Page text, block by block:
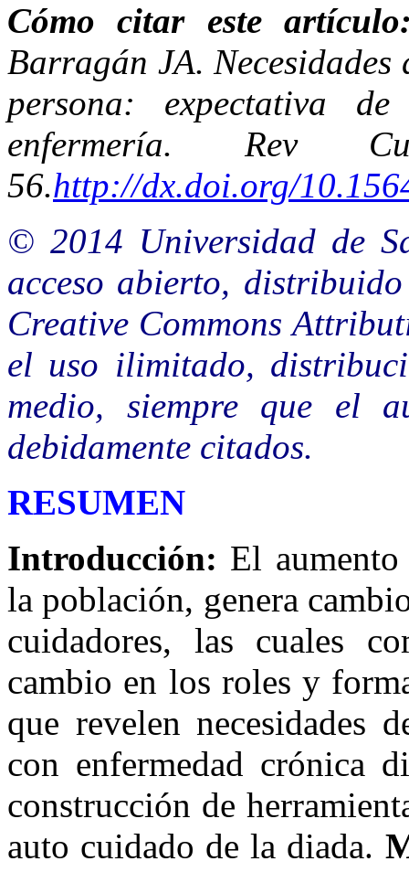
Cómo citar este
Barragán JA.
persona: expectativa
enfermería. Rev
56.http://dx.doi.org/
© 2014 Universidad de
acceso abierto,
Creative Commons
el uso ilimitado,
medio, siempre que el
debidamente citados.
RESUMEN
Introducción: El aumento
la población, genera
cuidadores, las cuales
cambio en los roles y
que revelen necesidades
con enfermedad crónica
construcción de
auto cuidado de la diada.